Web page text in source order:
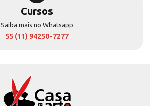
Cursos
Saiba mais no Whatsapp
55 (11) 94250-7277